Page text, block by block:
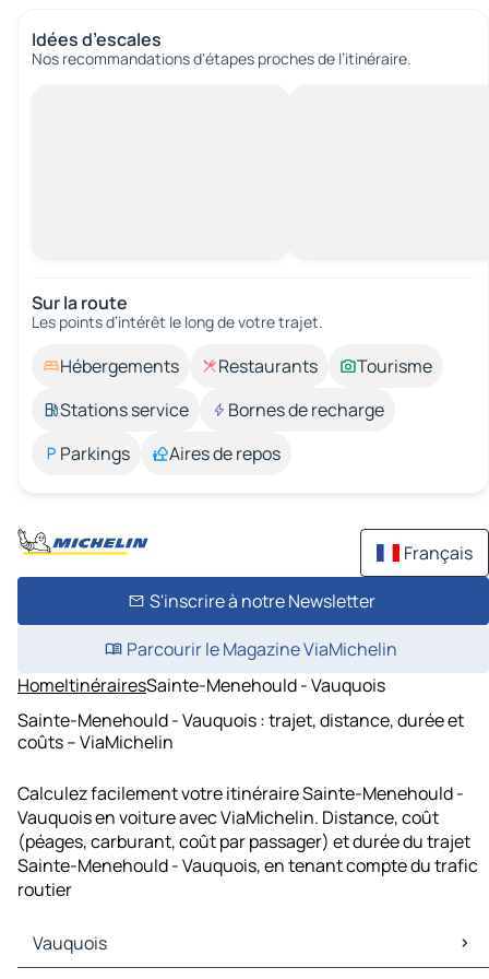
Idées d’escales
Nos recommandations d'étapes proches de l’itinéraire.
Sur la route
Les points d’intérêt le long de votre trajet.
Hébergements Restaurants
Tourisme
Stations service
Bornes de recharge
Parkings
Aires de repos
Français
S'inscrire à notre Newsletter
Parcourir le Magazine ViaMichelin
HomeItinérairesSainte-Menehould - Vauquois
Sainte-Menehould - Vauquois : trajet, distance, durée et
coûts – ViaMichelin
Calculez facilement votre itinéraire Sainte-Menehould -
Vauquois en voiture avec ViaMichelin. Distance, coût
(péages, carburant, coût par passager) et durée du trajet
Sainte-Menehould - Vauquois, en tenant compte du trafic
routier
Vauquois